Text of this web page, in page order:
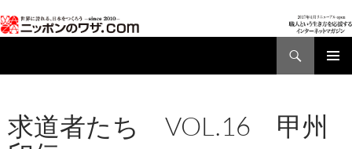
ン
ツ
求道者たち VOL.16 甲州